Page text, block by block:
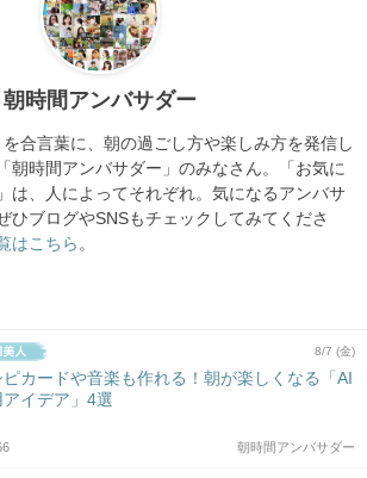
朝時間アンバサダー
を合言葉に、朝の過ごし方や楽しみ方を発信し
朝時間アンバサダー」のみなさん。「お気に
は、人によってそれぞれ。気になるアンバサ
ひブログやSNSもチェックしてみてくださ
はこちら 。
8/7 (金)
ピカードや音楽も作れる！朝が楽しくなる「AI
イデア」4選
朝時間アンバサダー